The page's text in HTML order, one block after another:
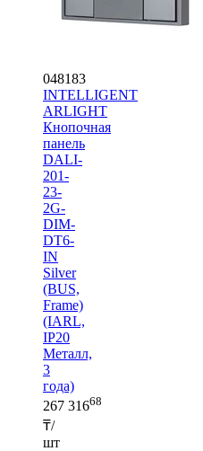
048183
INTELLIGENT
ARLIGHT
Кнопочная
панель
DALI-
201-
23-
2G-
DIM-
DT6-
IN
Silver
(BUS,
Frame)
(IARL,
IP20
Металл,
3
года)
267 31668
₸/
шт